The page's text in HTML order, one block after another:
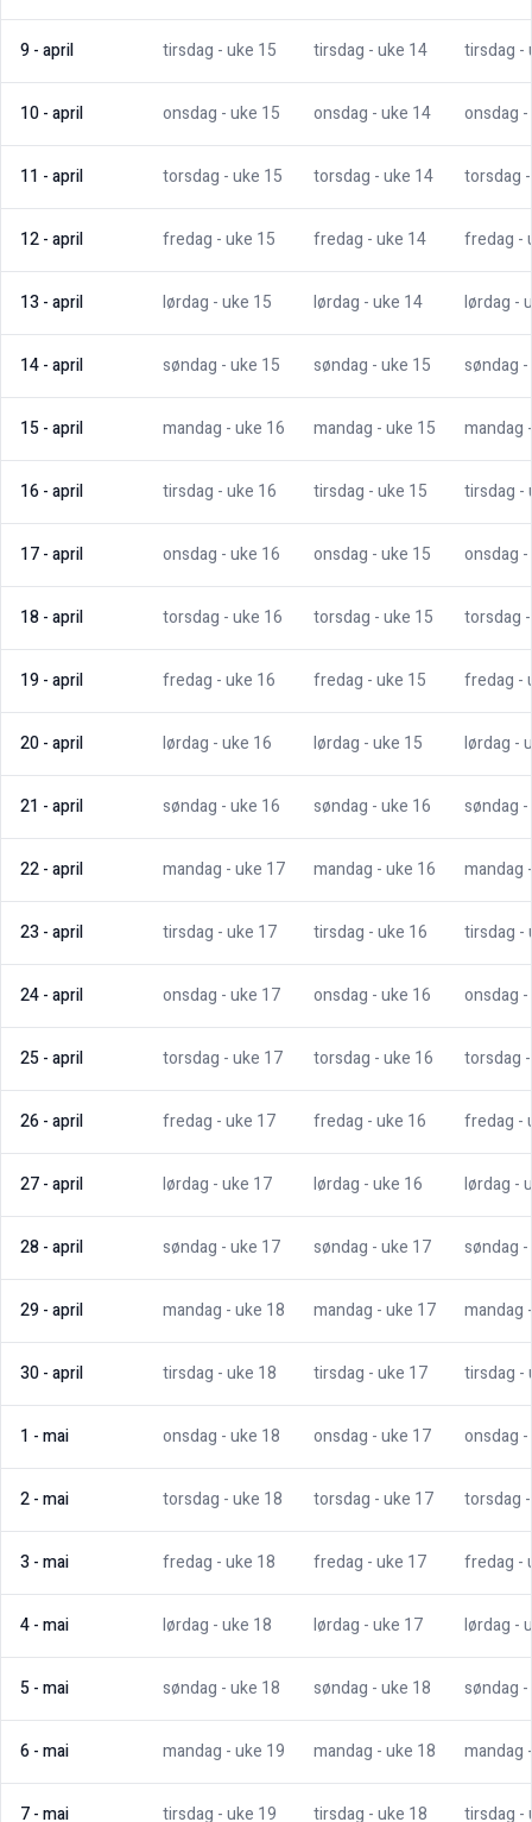
9-april tirsdag - uke 15 tirsdag - uke 14 tirsdag -
10-april onsdag - uke 15 onsdag - uke 14 onsdag
11 -april torsdag - uke 15 torsdag - uke 14 torsdag
12-april fredag - uke 15 fredag - uke 14 fredag -
13 -april lørdag - uke 15 lørdag - uke 14 lørdag -
14-april søndag - uke 15 søndag - uke 15 søndag
15-april mandag - uke 16 mandag - uke 15 mandag
16-april tirsdag - uke 16 tirsdag - uke 15 tirsdag -
17-april onsdag - uke 16 onsdag - uke 15 onsdag
18-april torsdag - uke 16 torsdag - uke 15 torsdag
19-april fredag - uke 16 fredag - uke 15 fredag -
20-april lørdag - uke 16 lørdag - uke 15 lørdag -
21 -april søndag - uke 16 søndag - uke 16 søndag
22-april mandag - uke 17 mandag - uke 16 mandag
23 -april tirsdag - uke 17 tirsdag - uke 16 tirsdag -
24-april onsdag - uke 17 onsdag - uke 16 onsdag
25-april torsdag - uke 17 torsdag - uke 16 torsdag
26-april fredag - uke 17 fredag - uke 16 fredag -
27-april lørdag - uke 17 lørdag - uke 16 lørdag -
28-april søndag - uke 17 søndag - uke 17 søndag
29-april mandag - uke 18 mandag - uke 17 mandag
30-april tirsdag - uke 18 tirsdag - uke 17 tirsdag -
1 -mai onsdag - uke 18 onsdag - uke 17 onsdag
2-mai torsdag - uke 18 torsdag - uke 17 torsdag
3 -mai fredag - uke 18 fredag - uke 17 fredag -
4-mai lørdag - uke 18 lørdag - uke 17 lørdag -
5-mai søndag - uke 18 søndag - uke 18 søndag
6-mai mandag - uke 19 mandag - uke 18 mandag
7-mai tirsdag - uke 19 tirsdag - uke 18 tirsdag -